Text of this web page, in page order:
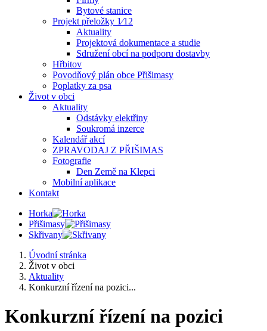
Bytové stanice
Projekt přeložky 1⁄12
Aktuality
Projektová dokumentace a studie
Sdružení obcí na podporu dostavby
Hřbitov
Povodňový plán obce Přišimasy
Poplatky za psa
Život v obci
Aktuality
Odstávky elektřiny
Soukromá inzerce
Kalendář akcí
ZPRAVODAJ Z PŘIŠIMAS
Fotografie
Den Země na Klepci
Mobilní aplikace
Kontakt
Horka
Přišimasy
Skřivany
Úvodní stránka
Život v obci
Aktuality
Konkurzní řízení na pozici...
Konkurzní řízení na pozici